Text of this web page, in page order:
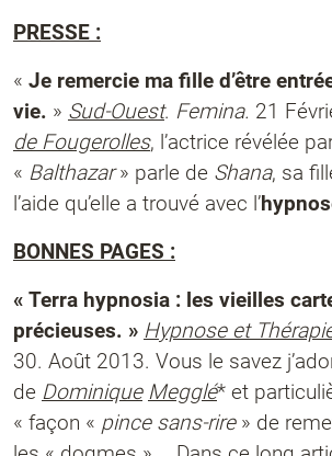
PRESSE :
« Je remercie ma fille d’être
vie. » Sud-Ouest. Femina. 21
de Fougerolles, l’actrice révélée
« Balthazar» parle de Shana, sa
l’aide qu’elle a trouvé avec l’
BONNES PAGES :
« Terra hypnosia : les vieilles
précieuses. » Hypnose et
30. Août 2013. Vous le savez
de Dominique Megglé* et
« façon « pince sans-rire» de